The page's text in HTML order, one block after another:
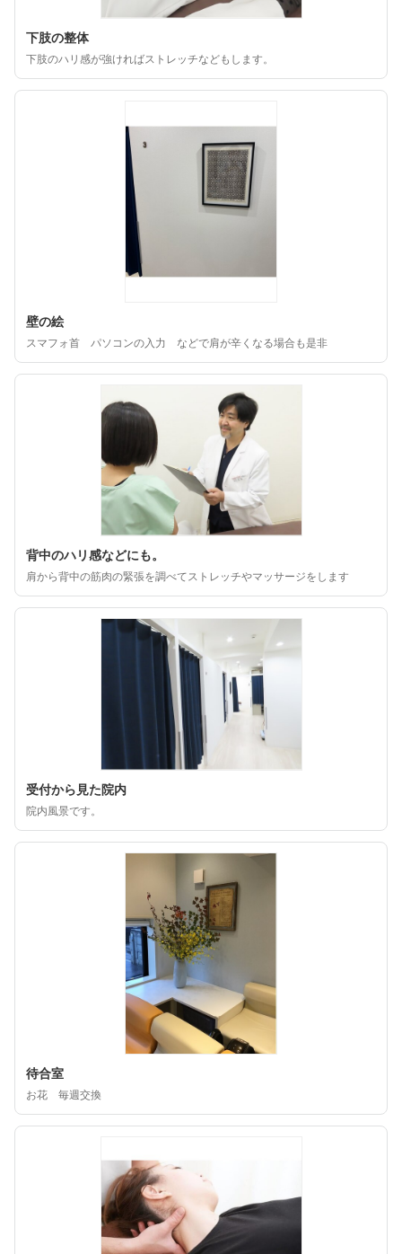
下肢の整体
下肢のハリ感が強ければストレッチなどもします。
壁の絵
スマフォ首 パソコンの入力 などで肩が辛くなる場合も是非
背中のハリ感などにも。
肩から背中の筋肉の緊張を調べてストレッチやマッサージをします
受付から見た院内
院内風景です。
待合室
お花 毎週交換